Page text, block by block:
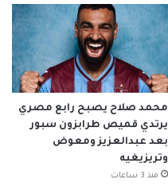
محمد صلاح يصبح رابع مصري
يرتدي قميص طرابزون سبور
بعد عبدالعزيز ومعوض
وتريزيغيه
منذ 3 ساعات